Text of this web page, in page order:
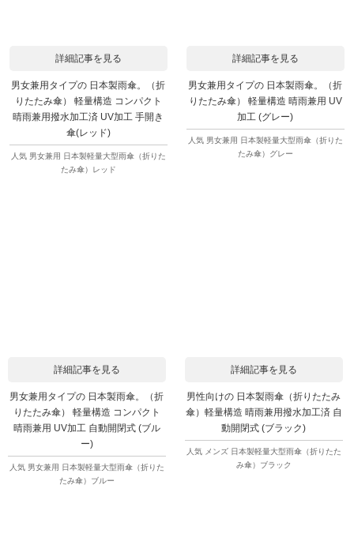
詳細記事を見る
男女兼用タイプの 日本製雨傘。（折
りたたみ傘） 軽量構造 コンパクト
晴雨兼用撥水加工済 UV加工 手開き
傘(レッド)
人気 男女兼用 日本製軽量大型雨傘（折りた
たみ傘）レッド
詳細記事を見る
男女兼用タイプの 日本製雨傘。（折
りたたみ傘） 軽量構造 晴雨兼用 UV
加工 (グレー)
人気 男女兼用 日本製軽量大型雨傘（折りた
たみ傘）グレー
詳細記事を見る
男女兼用タイプの 日本製雨傘。（折
りたたみ傘） 軽量構造 コンパクト
晴雨兼用 UV加工 自動開閉式 (ブル
ー)
人気 男女兼用 日本製軽量大型雨傘（折りた
たみ傘）ブルー
詳細記事を見る
男性向けの 日本製雨傘（折りたたみ
傘）軽量構造 晴雨兼用撥水加工済 自
動開閉式 (ブラック)
人気 メンズ 日本製軽量大型雨傘（折りたた
み傘）ブラック